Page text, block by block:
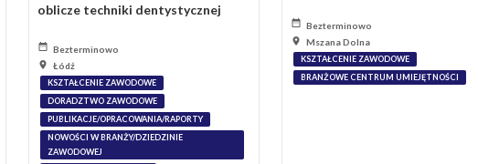
oblicze techniki dentystycznej
Bezterminowo
Łódź
KSZTAŁCENIE ZAWODOWE
DORADZTWO ZAWODOWE
PUBLIKACJE/OPRACOWANIA/RAPORTY
NOWOŚCI W BRANŻY/DZIEDZINIE
ZAWODOWEJ
Bezterminowo
Mszana Dolna
KSZTAŁCENIE ZAWODOWE
BRANŻOWE CENTRUM UMIEJĘTNOŚCI